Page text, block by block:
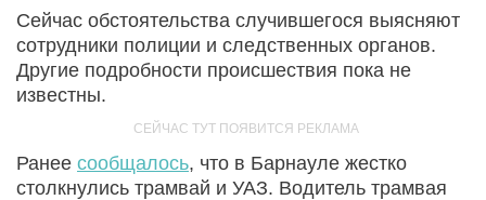
Сейчас обстоятельства случившегося выясняют
сотрудники полиции и следственных органов.
Другие подробности происшествия пока не
известны.
Ранее сообщалось, что в Барнауле жестко
столкнулись трамвай и УАЗ. Водитель трамвая